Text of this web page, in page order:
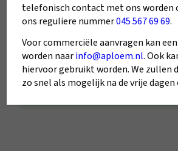
5/5
Paul Delahaije
telefonisch contact met ons worden
ons reguliere nummer045 567 69 69.
Voor commerciële aanvragen kan
worden naarinfo@aploem.nl. Ook
hiervoor gebruikt worden. We zullen
zo snel als mogelijk na de vrije dagen